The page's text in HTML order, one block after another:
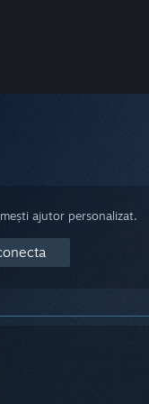
ajutor personalizat.